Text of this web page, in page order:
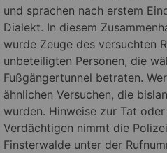
und sprachen nach erstem
Dialekt. In diesem
wurde Zeuge des versuchten
unbeteiligten Personen, die
Fußgängertunnel betraten.
ähnlichen Versuchen, die
wurden. Hinweise zur Tat
Verdächtigen nimmt die
Finsterwalde unter der